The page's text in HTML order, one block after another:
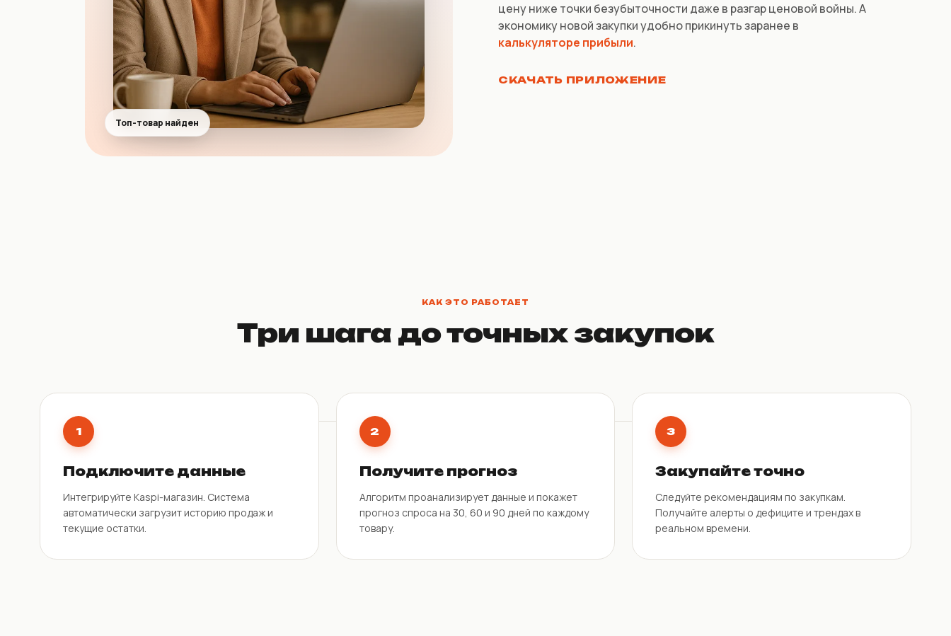
Топ-товар найден
цену ниже точки безубыточности даже в разгар ценовой войны. А
экономику новой закупки удобно прикинуть заранее в
калькуляторе прибыли.
СКАЧАТЬ ПРИЛОЖЕНИЕ
КАК ЭТО РАБОТАЕТ
Три шага до точных закупок
1
Подключите данные
Интегрируйте Kaspi-магазин. Система
автоматически загрузит историю продаж и
текущие остатки.
2
Получите прогноз
Алгоритм проанализирует данные и покажет
прогноз спроса на 30, 60 и 90 дней по каждому
товару.
3
Закупайте точно
Следуйте рекомендациям по закупкам.
Получайте алерты о дефиците и трендах в
реальном времени.